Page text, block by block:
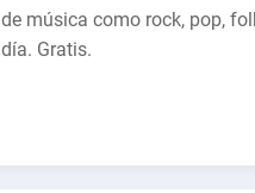
de música como rock, pop,
día. Gratis.